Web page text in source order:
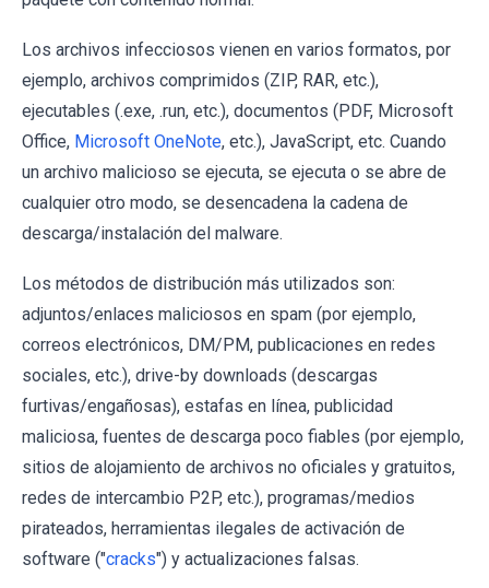
Los archivos infecciosos vienen en varios formatos, por
ejemplo, archivos comprimidos (ZIP, RAR, etc.),
ejecutables (.exe, .run, etc.), documentos (PDF, Microsoft
Office, Microsoft OneNote, etc.), JavaScript, etc. Cuando
un archivo malicioso se ejecuta, se ejecuta o se abre de
cualquier otro modo, se desencadena la cadena de
descarga/instalación del malware.
Los métodos de distribución más utilizados son:
adjuntos/enlaces maliciosos en spam (por ejemplo,
correos electrónicos, DM/PM, publicaciones en redes
sociales, etc.), drive-by downloads (descargas
furtivas/engañosas), estafas en línea, publicidad
maliciosa, fuentes de descarga poco fiables (por ejemplo,
sitios de alojamiento de archivos no oficiales y gratuitos,
redes de intercambio P2P, etc.), programas/medios
pirateados, herramientas ilegales de activación de
software ("cracks") y actualizaciones falsas.